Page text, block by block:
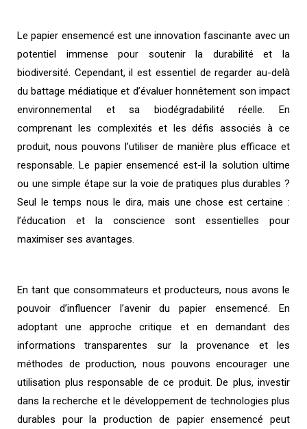
Le papier ensemencé est une innovation fascinante avec un
potentiel immense pour soutenir la durabilité et la
biodiversité. Cependant, il est essentiel de regarder au-delà
du battage médiatique et d’évaluer honnêtement son impact
environnemental et sa biodégradabilité réelle. En
comprenant les complexités et les défis associés à ce
produit, nous pouvons l’utiliser de manière plus efficace et
responsable. Le papier ensemencé est-il la solution ultime
ou une simple étape sur la voie de pratiques plus durables ?
Seul le temps nous le dira, mais une chose est certaine :
l’éducation et la conscience sont essentielles pour
maximiser ses avantages.
En tant que consommateurs et producteurs, nous avons le
pouvoir d’influencer l’avenir du papier ensemencé. En
adoptant une approche critique et en demandant des
informations transparentes sur la provenance et les
méthodes de production, nous pouvons encourager une
utilisation plus responsable de ce produit. De plus, investir
dans la recherche et le développement de technologies plus
durables pour la production de papier ensemencé peut